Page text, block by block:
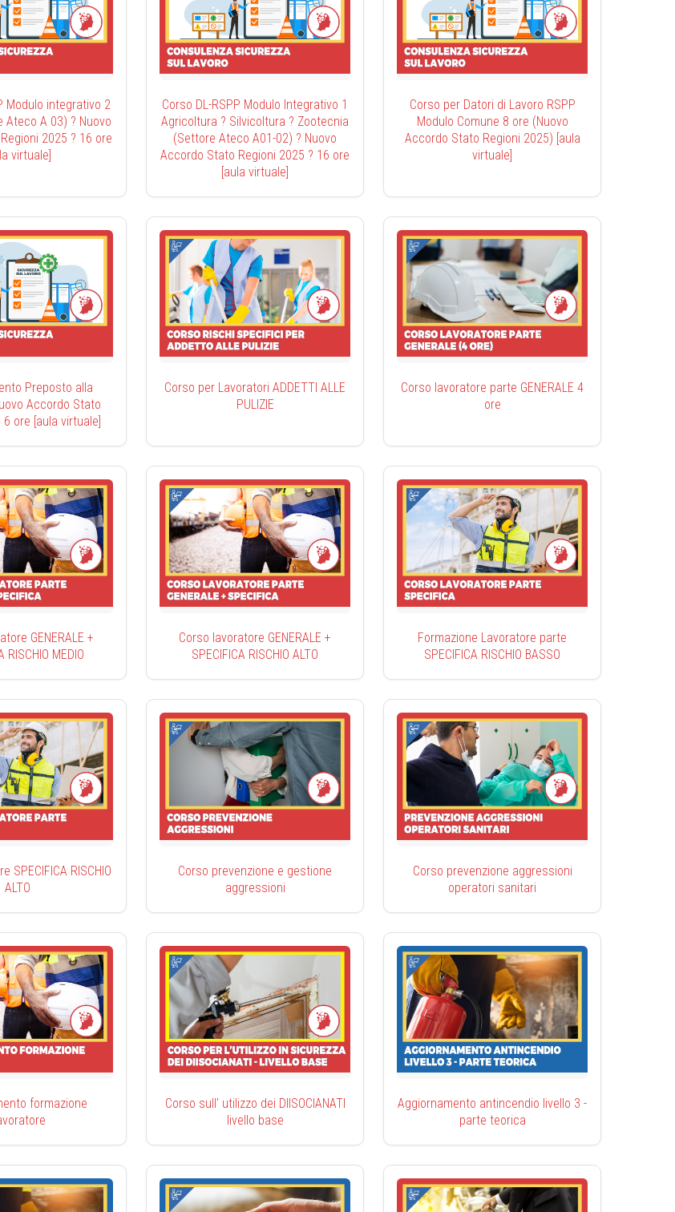
Modulo integrativo 2
Ateco A 03) ? Nuovo
2025 ? 16 ore
virtuale]
Corso DL-RSPP Modulo Integrativo 1
Agricoltura ? Silvicoltura ? Zootecnia
(Settore Ateco A01-02) ? Nuovo
Accordo Stato Regioni 2025 ? 16 ore
[aula virtuale]
Corso per Datori di Lavoro RSPP
Modulo Comune 8 ore (Nuovo
Accordo Stato Regioni 2025) [aula
virtuale]
Preposto alla
Accordo Stato
ore [aula virtuale]
Corso per Lavoratori ADDETTI ALLE
PULIZIE
Corso lavoratore parte GENERALE 4
ore
GENERALE +
RISCHIO MEDIO
Corso lavoratore GENERALE +
SPECIFICA RISCHIO ALTO
Formazione Lavoratore parte
SPECIFICA RISCHIO BASSO
SPECIFICA RISCHIO
ALTO
Corso prevenzione e gestione
aggressioni
Corso prevenzione aggressioni
operatori sanitari
formazione
Corso sull' utilizzo dei DIISOCIANATI
livello base
Aggiornamento antincendio livello 3 -
parte teorica